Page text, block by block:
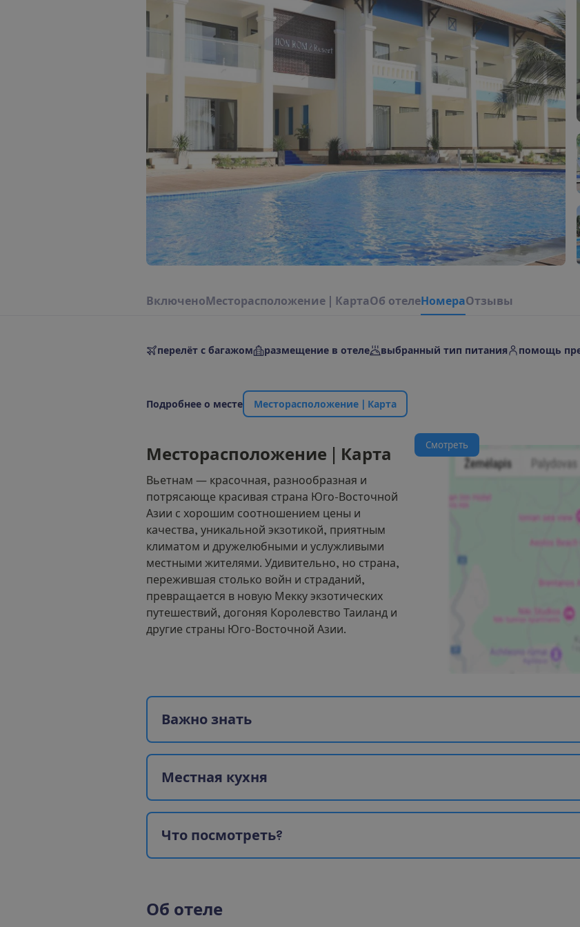
ВключеноМесторасположение КартаОб отелеНомераОтзывы
перелёт с багажом размещение в отеле выбранный тип питания помощь
Подробнее о месте Месторасположение Карта
Месторасположение Карта
Вьетнам — красочная, разнообразная и
потрясающе красивая страна Юго-Восточной
Азии с хорошим соотношением цены и
качества, уникальной экзотикой, приятным
климатом и дружелюбными и услужливыми
местными жителями. Удивительно, но страна,
пережившая столько войн и страданий,
превращается в новую Мекку экзотических
путешествий, догоняя Королевство Таиланд и
другие страны Юго-Восточной Азии.
Смотреть
Важно знать
Местная кухня
Что посмотреть?
Об отеле